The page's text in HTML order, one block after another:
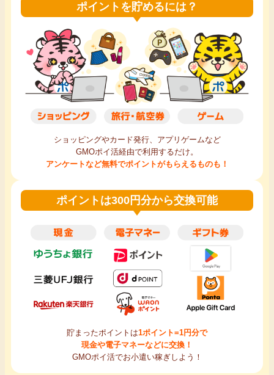
ポイントを貯めるには？
ショッピングやカード発行、アプリゲームなど
GMOポイ活経由で利用するだけ。
アンケートなど無料でポイントがもらえるものも！
ポイントは300円分から交換可能
貯まったポイントは1ポイント=1円分で
現金や電子マネーなどに交換！
GMOポイ活でお小遣い稼ぎしよう！